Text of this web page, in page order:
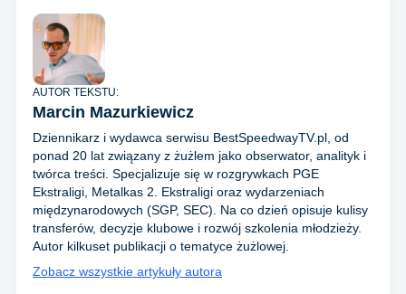
AUTOR TEKSTU:
Marcin Mazurkiewicz
Dziennikarz i wydawca serwisu BestSpeedwayTV.pl, od
ponad 20 lat związany z żużlem jako obserwator, analityk i
twórca treści. Specjalizuje się w rozgrywkach PGE
Ekstraligi, Metalkas 2. Ekstraligi oraz wydarzeniach
międzynarodowych (SGP, SEC). Na co dzień opisuje kulisy
transferów, decyzje klubowe i rozwój szkolenia młodzieży.
Autor kilkuset publikacji o tematyce żużlowej.
Zobacz wszystkie artykuły autora